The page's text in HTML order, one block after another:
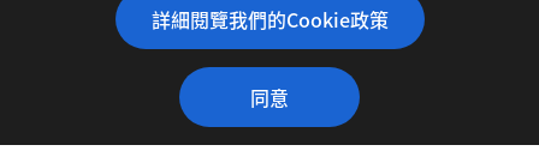
詳細閱覽我們的Cookie政策
同意